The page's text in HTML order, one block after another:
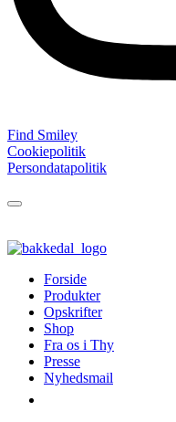
Find Smiley
Cookiepolitik
Persondatapolitik
Forside
Produkter
Opskrifter
Shop
Fra os i Thy
Presse
Nyhedsmail